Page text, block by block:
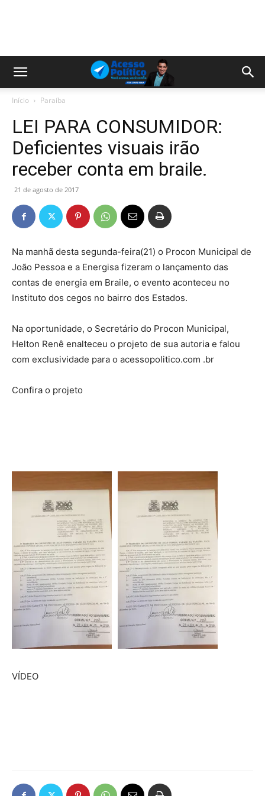
Início Paraíba
LEI PARA CONSUMIDOR:
Deficientes visuais irão
receber conta em braile.
21 de agosto de 2017
Na manhã desta segunda-feira(21) o Procon Municipal de
João Pessoa e a Energisa fizeram o lançamento das
contas de energia em Braile, o evento aconteceu no
Instituto dos cegos no bairro dos Estados.
Na oportunidade, o Secretário do Procon Municipal,
Helton Renê enalteceu o projeto de sua autoria e falou
com exclusividade para o acessopolitico.com .br
Confira o projeto
VÍDEO